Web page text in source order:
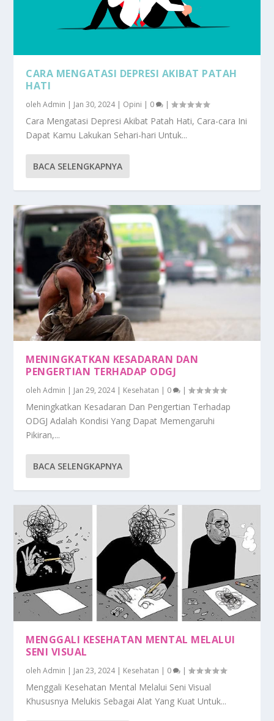
CARA MENGATASI DEPRESI AKIBAT PATAH
HATI
olehAdmin | Jan 30, 2024| Opini | 0 |
Cara Mengatasi Depresi Akibat Patah Hati, Cara-cara Ini
Dapat Kamu Lakukan Sehari-hari Untuk...
BACA SELENGKAPNYA
MENINGKATKAN KESADARAN DAN
PENGERTIAN TERHADAP ODGJ
olehAdmin | Jan 29, 2024| Kesehatan | 0 |
Meningkatkan Kesadaran Dan Pengertian Terhadap
ODGJ Adalah Kondisi Yang Dapat Memengaruhi
Pikiran,...
BACA SELENGKAPNYA
MENGGALI KESEHATAN MENTAL MELALUI
SENI VISUAL
olehAdmin | Jan 23, 2024| Kesehatan | 0 |
Menggali Kesehatan Mental Melalui Seni Visual
Khususnya Melukis Sebagai Alat Yang Kuat Untuk...